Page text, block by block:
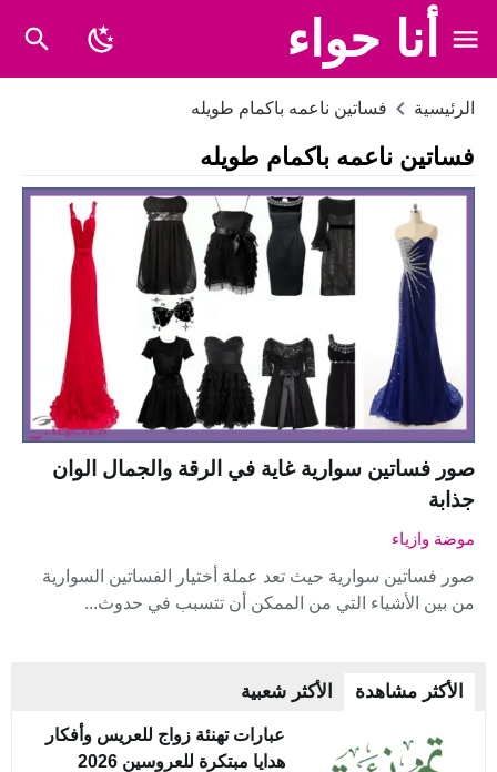
أنا حواء
الرئيسية فساتين ناعمه باكمام طويله
فساتين ناعمه باكمام طويله
صور فساتين سوارية غاية في الرقة والجمال الوان
جذابة
موضة وازياء
صور فساتين سوارية حيث تعد عملة أختيار الفساتين السوارية
من بين الأشياء التي من الممكن أن تتسبب في حدوث...
الأكثر مشاهدة الأكثر شعبية
عبارات تهنئة زواج للعريس وأفكار
هدايا مبتكرة للعروسين 2026